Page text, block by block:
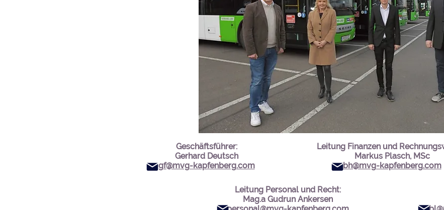
Geschäftsführer:
Gerhard Deutsch
gf@mvg-kapfenberg.com
Leitung Finanzen und
Markus Plasch, MSc
bh@mvg-kapfenberg.com
Leitung Personal und Recht:
Mag.a Gudrun Ankersen